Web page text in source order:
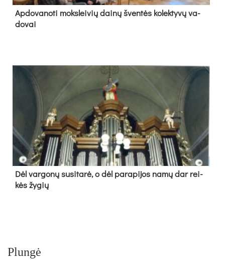
Ap­do­va­no­ti moks­lei­vių dai­nų šven­tės ko­lek­ty­vų va­
do­vai
Dėl var­go­nų su­si­ta­rė, o dėl pa­ra­pi­jos na­mų dar rei­
kės žy­gių
Plungė